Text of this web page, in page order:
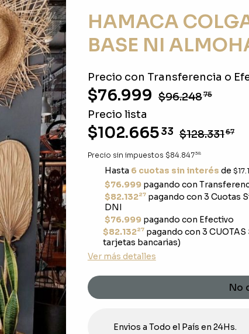
HAMACA
BASE NI
Precio con Transferencia o
$76.999 $96.24875
Precio lista
$102.66533 $128.33167
Precio sin impuestos $84.84738
Hasta 6 cuotas sin interés de
$76.999pagando con
$82.13227pagando con 3 Cuotas
DNI
$76.999pagando con Efectivo
$82.13227pagando con 3 CUOTAS
tarjetas bancarias)
Ver más detalles
No
Envios a Todo el País en 24Hs.